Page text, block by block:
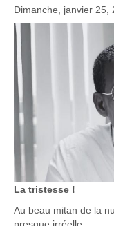
Dimanche, janvier 25,
La tristesse !
Au beau mitan de la